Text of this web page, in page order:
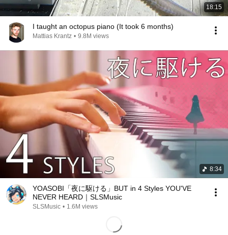
18:15
I taught an octopus piano (It took 6 months)
Mattias Krantz • 9.8M views
8:34
YOASOBI「夜に駆ける」BUT in 4 Styles YOU'VE
NEVER HEARD｜SLSMusic
SLSMusic • 1.6M views